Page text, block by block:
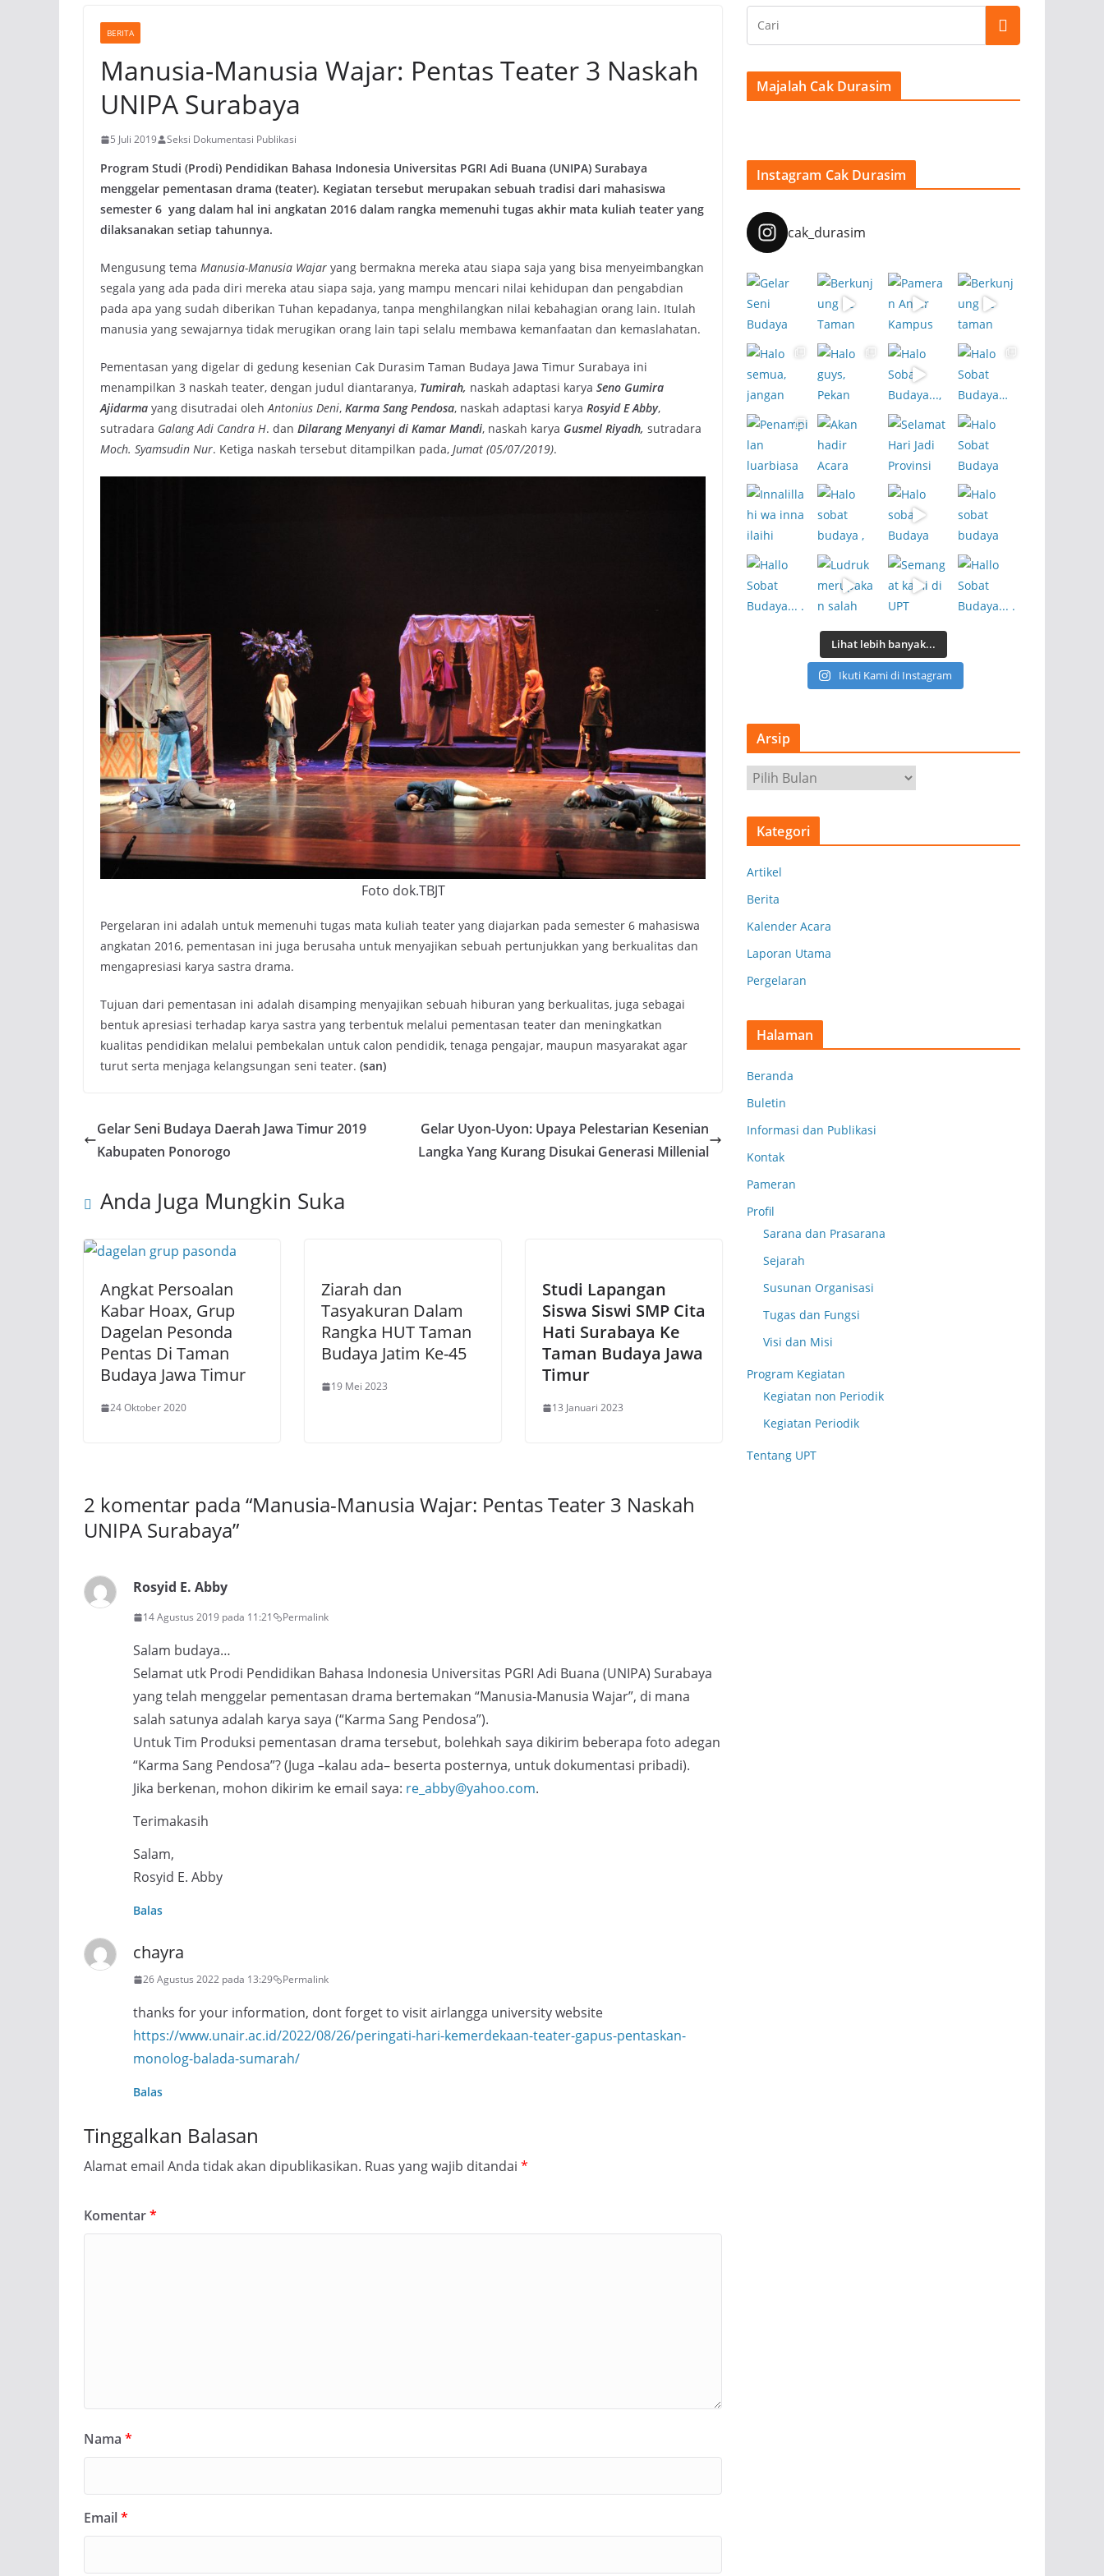
BERITA
Manusia-Manusia Wajar: Pentas Teater 3 Naskah
UNIPA Surabaya
5 Juli 2019 Seksi Dokumentasi Publikasi
Program Studi (Prodi) Pendidikan Bahasa Indonesia Universitas PGRI Adi Buana (UNIPA) Surabaya
menggelar pementasan drama (teater). Kegiatan tersebut merupakan sebuah tradisi dari mahasiswa
semester 6 yang dalam hal ini angkatan 2016 dalam rangka memenuhi tugas akhir mata kuliah teater yang
dilaksanakan setiap tahunnya.
Mengusung tema Manusia-Manusia Wajar yang bermakna mereka atau siapa saja yang bisa menyeimbangkan
segala yang ada pada diri mereka atau siapa saja, yang mampu mencari nilai kehidupan dan pengabdian
pada apa yang sudah diberikan Tuhan kepadanya, tanpa menghilangkan nilai kebahagian orang lain. Itulah
manusia yang sewajarnya tidak merugikan orang lain tapi selalu membawa kemanfaatan dan kemaslahatan.
Pementasan yang digelar di gedung kesenian Cak Durasim Taman Budaya Jawa Timur Surabaya ini
menampilkan 3 naskah teater, dengan judul diantaranya, Tumirah, naskah adaptasi karya Seno Gumira
Ajidarma yang disutradai olehAntonius Deni, Karma Sang Pendosa, naskah adaptasi karya Rosyid E Abby,
sutradara Galang Adi Candra H. dan Dilarang Menyanyi di Kamar Mandi, naskah karya Gusmel Riyadh, sutradara
Moch. Syamsudin Nur. Ketiga naskah tersebut ditampilkan pada, Jumat (05/07/2019).
Foto dok.TBJT
Pergelaran ini adalah untuk memenuhi tugas mata kuliah teater yang diajarkan pada semester 6 mahasiswa
angkatan 2016, pementasan ini juga berusaha untuk menyajikan sebuah pertunjukkan yang berkualitas dan
mengapresiasi karya sastra drama.
Tujuan dari pementasan ini adalah disamping menyajikan sebuah hiburan yang berkualitas, juga sebagai
bentuk apresiasi terhadap karya sastra yang terbentuk melalui pementasan teater dan meningkatkan
kualitas pendidikan melalui pembekalan untuk calon pendidik, tenaga pengajar, maupun masyarakat agar
turut serta menjaga kelangsungan seni teater. (san)
Gelar Seni Budaya Daerah Jawa Timur 2019
Kabupaten Ponorogo
Gelar Uyon-Uyon: Upaya Pelestarian Kesenian
Langka Yang Kurang Disukai Generasi Millenial
Anda Juga Mungkin Suka
Angkat Persoalan
Kabar Hoax, Grup
Dagelan Pesonda
Pentas Di Taman
Budaya Jawa Timur
24 Oktober 2020
Ziarah dan
Tasyakuran Dalam
Rangka HUT Taman
Budaya Jatim Ke-45
19 Mei 2023
Studi Lapangan
Siswa Siswi SMP Cita
Hati Surabaya Ke
Taman Budaya Jawa
Timur
13 Januari 2023
2 komentar pada “Manusia-Manusia Wajar: Pentas Teater 3 Naskah
UNIPA Surabaya”
Rosyid E. Abby
14 Agustus 2019 pada 11:21 Permalink
Salam budaya…
Selamat utk Prodi Pendidikan Bahasa Indonesia Universitas PGRI Adi Buana (UNIPA) Surabaya
yang telah menggelar pementasan drama bertemakan “Manusia-Manusia Wajar”, di mana
salah satunya adalah karya saya (“Karma Sang Pendosa”).
Untuk Tim Produksi pementasan drama tersebut, bolehkah saya dikirim beberapa foto adegan
“Karma Sang Pendosa”? (Juga –kalau ada– beserta posternya, untuk dokumentasi pribadi).
Jika berkenan, mohon dikirim ke email saya: re_abby@yahoo.com.
Terimakasih
Salam,
Rosyid E. Abby
Balas
chayra
26 Agustus 2022 pada 13:29 Permalink
thanks for your information, dont forget to visit airlangga university website
https://www.unair.ac.id/2022/08/26/peringati-hari-kemerdekaan-teater-gapus-pentaskan-
monolog-balada-sumarah/
Balas
Tinggalkan Balasan
Alamat email Anda tidak akan dipublikasikan. Ruas yang wajib ditandai *
Komentar*
Nama *
Email*
Majalah Cak Durasim
Instagram Cak Durasim
cak_durasim
Lihat lebih banyak...
Ikuti Kami di Instagram
Arsip
r
s
Kategori
Artikel
Berita
Kalender Acara
Laporan Utama
Pergelaran
Halaman
Beranda
Buletin
Informasi dan Publikasi
Kontak
Pameran
Profil
Sarana dan Prasarana
Sejarah
Susunan Organisasi
Tugas dan Fungsi
Visi dan Misi
Program Kegiatan
Kegiatan non Periodik
Kegiatan Periodik
Tentang UPT